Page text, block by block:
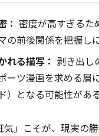
： 密度が高すぎるた
の前後関係を把握し
れる描写： 剥き出し
ーツ漫画を求める層
）となる可能性がある
気」こそが、現実の